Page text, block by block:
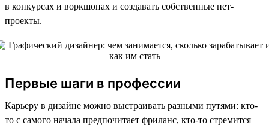
в конкурсах и воркшопах и создавать собственные пет-
проекты.
Первые шаги в профессии
Карьеру в дизайне можно выстраивать разными путями: кто-
то с самого начала предпочитает фриланс, кто-то стремится